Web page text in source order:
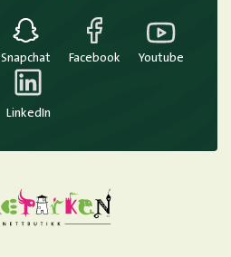
Snapchat Facebook Youtube
LinkedIn